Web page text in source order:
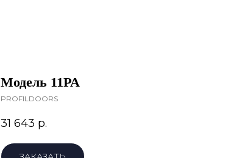
Модель 11PA
PROFILDOORS
31 643 р.